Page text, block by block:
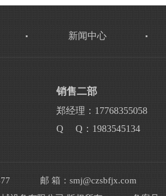
新闻中心
销售二部
郑经理：17768355058
Q Q：1983545134
邮 箱：smj@czsbfjx.com